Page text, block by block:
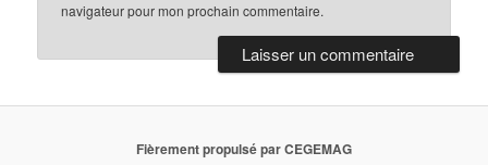
navigateur pour mon prochain commentaire.
Fièrement propulsé par CEGEMAG